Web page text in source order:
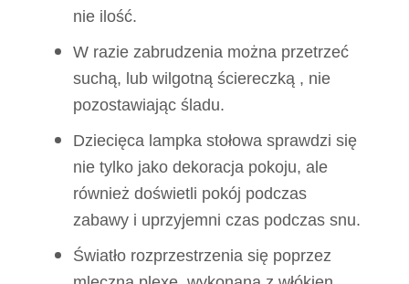
nie ilość.
W razie zabrudzenia można przetrzeć
suchą, lub wilgotną ściereczką , nie
pozostawiając śladu.
Dziecięca lampka stołowa sprawdzi się
nie tylko jako dekoracja pokoju, ale
również doświetli pokój podczas
zabawy i uprzyjemni czas podczas snu.
Światło rozprzestrzenia się poprzez